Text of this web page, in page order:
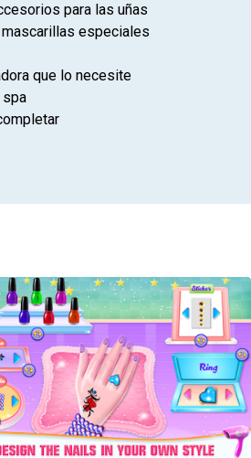
para las uñas
especiales
que lo necesite
spa